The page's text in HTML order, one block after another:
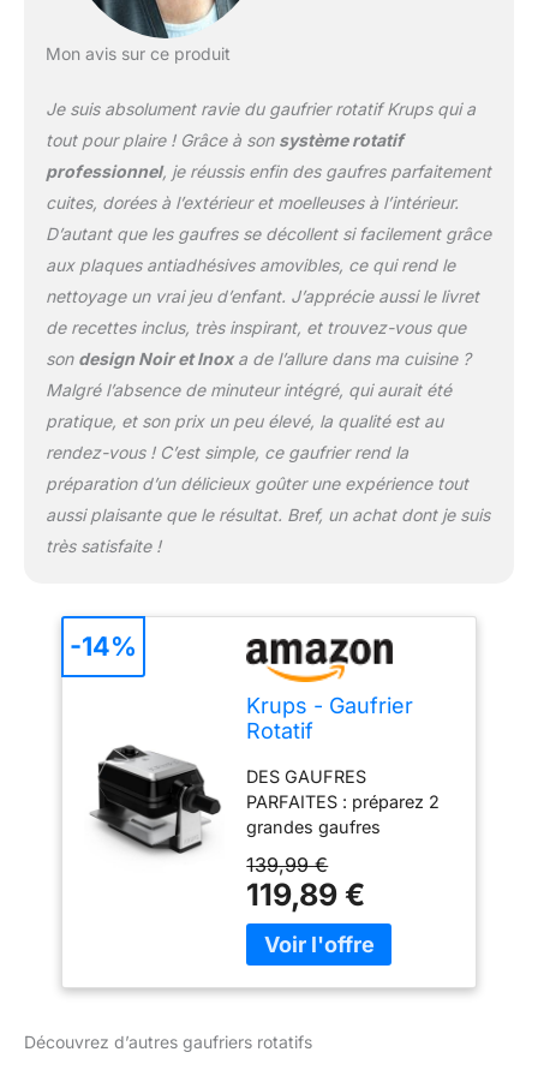
juste prix grâce à notre
réseau de 6200
réparateurs dans le
monde, pour contribuer
à la protection de
l’environnement et à la
réduction des déchets
FACILE À NETTOYER : le
surplus de pâte aimanté
et les plaques à gaufres
(16 x 10 x 3 cm)
amovibles sont
vaisselles FACILE A
RANGER : système de
verrouillage du produit
Mon avis sur ce produit
Je suis absolument ravie du gaufrier rotatif Krups qui a
tout pour plaire ! Grâce à son système rotatif
professionnel, je réussis enfin des gaufres parfaitement
cuites, dorées à l’extérieur et moelleuses à l’intérieur.
D’autant que les gaufres se décollent si facilement grâce
aux plaques antiadhésives amovibles, ce qui rend le
nettoyage un vrai jeu d’enfant. J’apprécie aussi le livret
de recettes inclus, très inspirant, et trouvez-vous que
son design Noir et Inoxa de l’allure dans ma cuisine ?
Malgré l’absence de minuteur intégré, qui aurait été
pratique, et son prix un peu élevé, la qualité est au
rendez-vous ! C’est simple, ce gaufrier rend la
préparation d’un délicieux goûter une expérience tout
aussi plaisante que le résultat. Bref, un achat dont je suis
très satisfaite !
Krups - Gaufrier
Rotatif
Gaufres Épaisses -
Noir
DES GAUFRES
PARFAITES : préparez 2
grandes gaufres
formées sur les 2 faces
CUISSON HOMOGENE :
le système de
verrouillage rotatif
garnitures pour un régal
139,99 €
119,89 €
-14%
Découvrez d’autres gaufriers rotatifs